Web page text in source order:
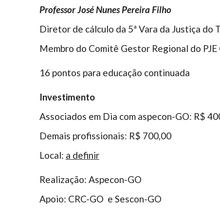
Professor José Nunes Pereira Filho
Diretor de cálculo da 5ª Vara da Justiça
Membro do Comitê Gestor Regional do PJE
16 pontos para educação continuada
Investimento
Associados em Dia com aspecon-GO: R$
Demais profissionais: R$ 700,00
Local: a definir
Realização: Aspecon-GO
Apoio: CRC-GO e Sescon-GO